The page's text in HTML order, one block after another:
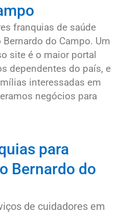
franquias de saúde
do Campo. Um
site é o maior portal
dependentes do país, e
interessadas em
negócios para
para
Bernardo do
de cuidadores em